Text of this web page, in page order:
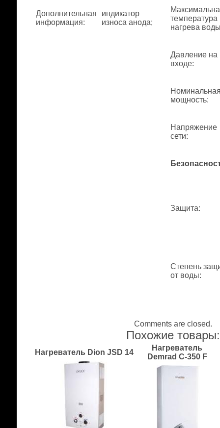
Дополнительная
информация:
индикатор
износа анода;
температура
нагрева
Давление на
входе:
мощность:
Напряжение
сети:
Защита:
Степень
от воды:
Comments are closed.
Похожие товары:
Нагреватель Dion JSD 14
Нагреватель
Demrad C-350 F